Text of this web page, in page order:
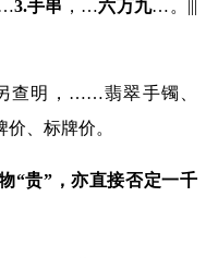
3.手串 ， …六万九…。|||
查明， ……翡翠手镯、
价、标牌价。
“贵”，亦直接否定一千